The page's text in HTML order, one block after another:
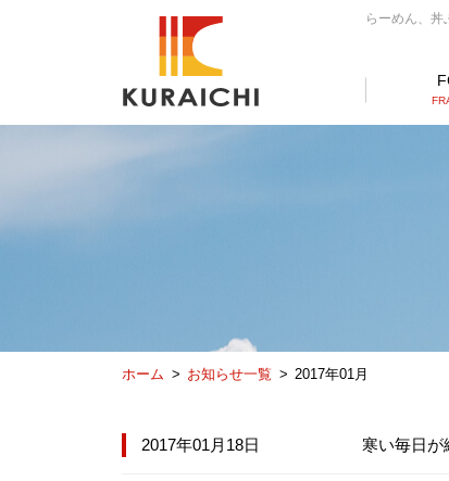
らーめん、丼
ホーム お知らせ一覧 2017年01月
2017年01月18日 寒い毎日が